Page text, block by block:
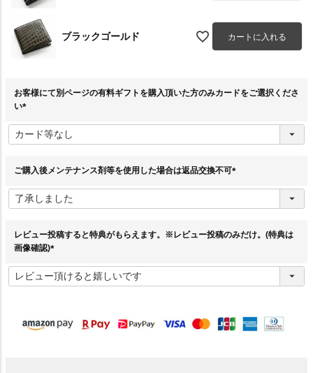
ブラックゴールド カートに入れる
お客様にて別ページの有料ギフトを購入頂いた方のみカードをご選択くださ
い
必
須
ご購入後メンテナンス剤等を使用した場合は返品交換不可
須
レビュー投稿すると特典がもらえます。※レビュー投稿のみだけ。(特典は
画像確認)
必
須